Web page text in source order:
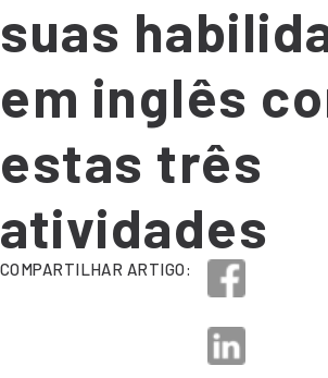
suas
em inglês
estas três
atividades
COMPARTILHAR ARTIGO: